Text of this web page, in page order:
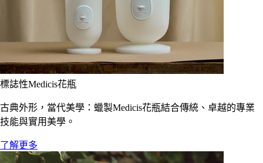
標誌性Medicis花瓶
古典外形，當代美學：蠟製Medicis花瓶結合傳統、卓越的專業
技能與實用美學。
了解更多